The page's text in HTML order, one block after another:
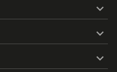


